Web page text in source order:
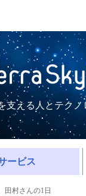
支える人とテク
ービス
田村さんの1日